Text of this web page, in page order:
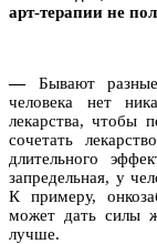
арт-терапии не
—Бывают
человека нет
лекарства, чтобы
сочетать
длительного
запредельная, у
К примеру,
может дать силы
лучше.